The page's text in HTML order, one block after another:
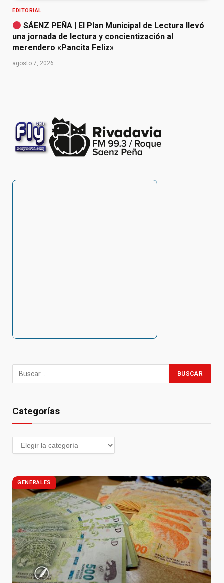
EDITORIAL
SÁENZ PEÑA | El Plan Municipal de Lectura llevó
una jornada de lectura y concientización al
merendero «Pancita Feliz»
agosto 7, 2026
Categorías
GENERALES